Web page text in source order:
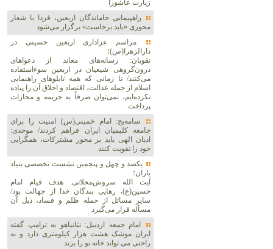
زیارت عاشورا
راهپیمایی جاماندگان اربعین، فردا با شعار
محوری «باید برخاست» برگزار می‌شود
مراسم عزاداری اربعین حسینی در
دارالزهرا(س)؛
نقویان: رسانه‌های معاند از دعواهای
درون‌گروهی شیعیان در اربعین سوءاستفاده
می‌کنند/ تا زمانی که همه تابلوهای راهنمایی
اسلام از جمله عدالت، اقتصاد و اخلاق آن را پیاده
نکرده‌ایم، نمی‌توان صرفاً به جریمه و مجازات
پرداخت
سامه‌یح: امام خمینی(س) امنیت را برای
جامعه کلیمیان ایران فراهم کردند/ موحدی:
ادیان الهی باید بر محور مشترکات، همگرایی
خود را تقویت کنند
یکصد و چهل و پنجمین نشست تخصصی بنیاد
باران؛
آیت الله سروش‌محلاتی: هدف قیام امام
حسین(ع)، رهایی بندگان خدا از جهالت بود/
سایر مسائل از جمله ظلم و فساد، ذیل آن
مسأله قرار می‌گیرد
امام جمعه اردبیل: نتانیاهو به ترامپ گفته
ایران موشک هشت هزار کیلومتری دارد و به
راحتی می تواند خانه تو را بزند